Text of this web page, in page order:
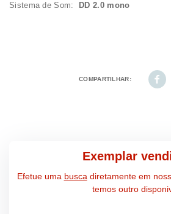
Sistema de Som: DD 2.0 mono
COMPARTILHAR:
Exemplar
Efetue uma buscadiretamente em
temos outro